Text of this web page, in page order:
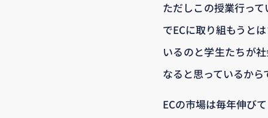
ただしこの授業行っ
でECに取り組もうと
いるのと学生たちが
なると思っているから
ECの市場は毎年伸び